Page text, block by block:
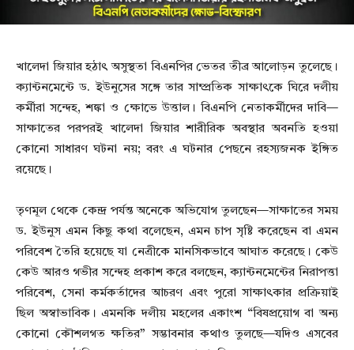
খালেদা জিয়ার হঠাৎ অসুস্থতা বিএনপির ভেতর তীব্র আলোড়ন তুলেছে।
ক্যান্টনমেন্টে ড. ইউনুসের সঙ্গে তার সাম্প্রতিক সাক্ষাৎকে ঘিরে দলীয়
কর্মীরা সন্দেহ, শঙ্কা ও ক্ষোভে উত্তাল। বিএনপি নেতাকর্মীদের দাবি—
সাক্ষাতের পরপরই খালেদা জিয়ার শারীরিক অবস্থার অবনতি হওয়া
কোনো সাধারণ ঘটনা নয়; বরং এ ঘটনার পেছনে রহস্যজনক ইঙ্গিত
রয়েছে।
তৃণমূল থেকে কেন্দ্র পর্যন্ত অনেকে অভিযোগ তুলছেন—সাক্ষাতের সময়
ড. ইউনুস এমন কিছু কথা বলেছেন, এমন চাপ সৃষ্টি করেছেন বা এমন
পরিবেশ তৈরি হয়েছে যা নেত্রীকে মানসিকভাবে আঘাত করেছে। কেউ
কেউ আরও গভীর সন্দেহ প্রকাশ করে বলছেন, ক্যান্টনমেন্টের নিরাপত্তা
পরিবেশ, সেনা কর্মকর্তাদের আচরণ এবং পুরো সাক্ষাৎকার প্রক্রিয়াই
ছিল অস্বাভাবিক। এমনকি দলীয় মহলের একাংশ “বিষপ্রয়োগ বা অন্য
কোনো কৌশলগত ক্ষতির” সম্ভাবনার কথাও তুলছে—যদিও এসবের